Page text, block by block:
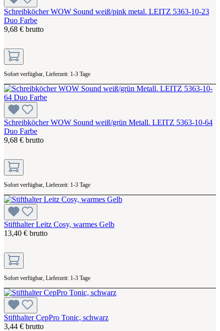
Schreibköcher WOW Sound weiß/pink metal. LEITZ 5363-10-23
Duo Farbe
9,68 € brutto
Sofort verfügbar, Lieferzeit: 1-3 Tage
Schreibköcher WOW Sound weiß/grün Metall. LEITZ 5363-10-64
Duo Farbe
9,68 € brutto
Sofort verfügbar, Lieferzeit: 1-3 Tage
Stifthalter Leitz Cosy, warmes Gelb
13,40 € brutto
Sofort verfügbar, Lieferzeit: 1-3 Tage
Stifthalter CepPro Tonic, schwarz
3,44 € brutto